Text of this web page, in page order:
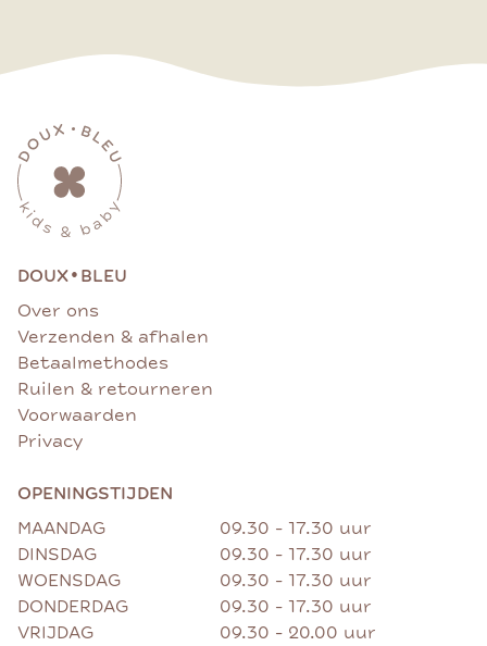
DOUX• BLEU
Over ons
Verzenden & afhalen
Betaalmethodes
Ruilen & retourneren
Voorwaarden
Privacy
OPENINGSTIJDEN
MAANDAG
09.30 - 17.30 uur
DINSDAG
09.30 - 17.30 uur
WOENSDAG
09.30 - 17.30 uur
DONDERDAG
09.30 - 17.30 uur
VRIJDAG
09.30 - 20.00 uur